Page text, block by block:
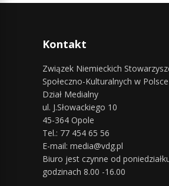
Kontakt
Związek Niemieckich
Społeczno-Kulturalnych w Polsce
Dział Medialny
ul. J.Słowackiego 10
45-364 Opole
Tel.: 77 454 65 56
E-mail: media@vdg.pl
Biuro jest czynne od
godzinach 8.00 -16.00